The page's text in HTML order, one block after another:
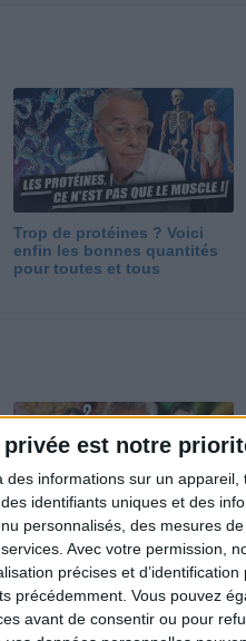
est notre
des informations sur un appareil,
identifiants uniques et des
personnalisés, des mesures
Avec votre permission,
précises et
précédemment. Vous pouvez
avant de consentir ou pour
Trop de protéines ? Voici
enfin les bonnes quantités
pour toutes et tous
Et après la perte de poids ?
Je fais comment ?